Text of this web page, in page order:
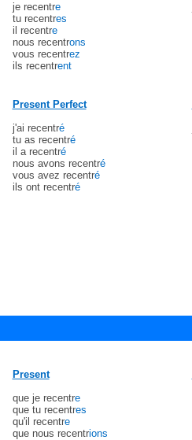
je recentre
tu recentres
il recentre
nous recentrons
vous recentrez
ils recentrent
Present Perfect
j'ai recentré
tu as recentré
il a recentré
nous avons recentré
vous avez recentré
ils ont recentré
Present
que je recentre
que tu recentres
qu'il recentre
que nous recentrions